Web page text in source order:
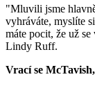
"Mluvili jsme
vyhráváte, myslíte
máte pocit, že už
Lindy Ruff.
Vrací se